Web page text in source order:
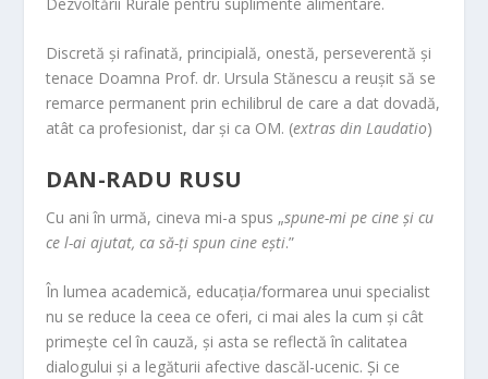
Discretă și rafinată, principială, onestă, perseverentă și
tenace Doamna Prof. dr. Ursula Stănescu a reușit să se
remarce permanent prin echilibrul de care a dat dovadă,
atât ca profesionist, dar și ca OM. (extras din Laudatio)
DAN-RADU RUSU
Cu ani în urmă, cineva mi-a spus „spune-mi pe cine și cu
ce l-ai ajutat, ca să-ți spun cine ești.”
În lumea academică, educația/formarea unui specialist
nu se reduce la ceea ce oferi, ci mai ales la cum și cât
primește cel în cauză, și asta se reflectă în calitatea
dialogului și a legăturii afective dascăl-ucenic. Și ce